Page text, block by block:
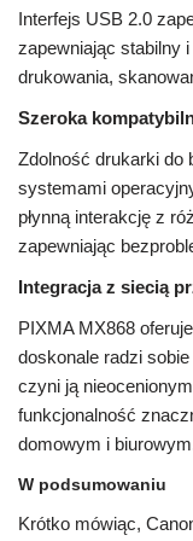
Interfejs USB 2.0
zapewniając stabilny
drukowania,
Szeroka
Zdolność drukarki do
systemami
płynną interakcję z
zapewniając
Integracja z siecią
PIXMA MX868
doskonale radzi
czyni ją
funkcjonalność
domowym i
W podsumowaniu
Krótko mówiąc,